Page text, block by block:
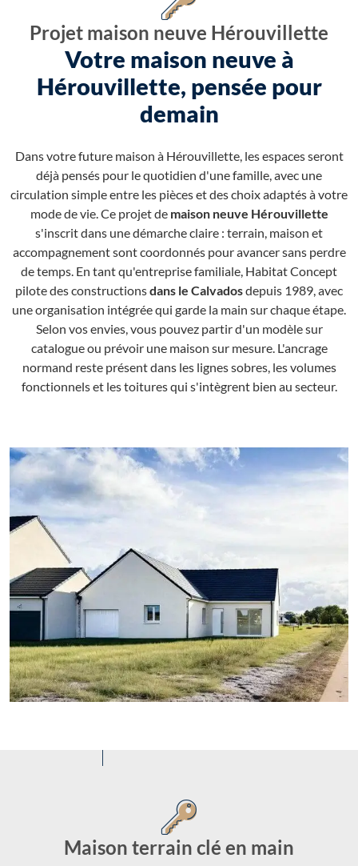
Projet maison neuve Hérouvillette
Votre maison neuve à
Hérouvillette, pensée pour
demain
Dans votre future maison à Hérouvillette, les espaces seront
déjà pensés pour le quotidien d'une famille, avec une
circulation simple entre les pièces et des choix adaptés à votre
mode de vie. Ce projet de maison neuve Hérouvillette
s'inscrit dans une démarche claire : terrain, maison et
accompagnement sont coordonnés pour avancer sans perdre
de temps. En tant qu'entreprise familiale, Habitat Concept
pilote des constructionsdans le Calvadosdepuis 1989, avec
une organisation intégrée qui garde la main sur chaque étape.
Selon vos envies, vous pouvez partir d'un modèle sur
catalogue ou prévoir une maison sur mesure. L'ancrage
normand reste présent dans les lignes sobres, les volumes
fonctionnels et les toitures qui s'intègrent bien au secteur.
Maison terrain clé en main